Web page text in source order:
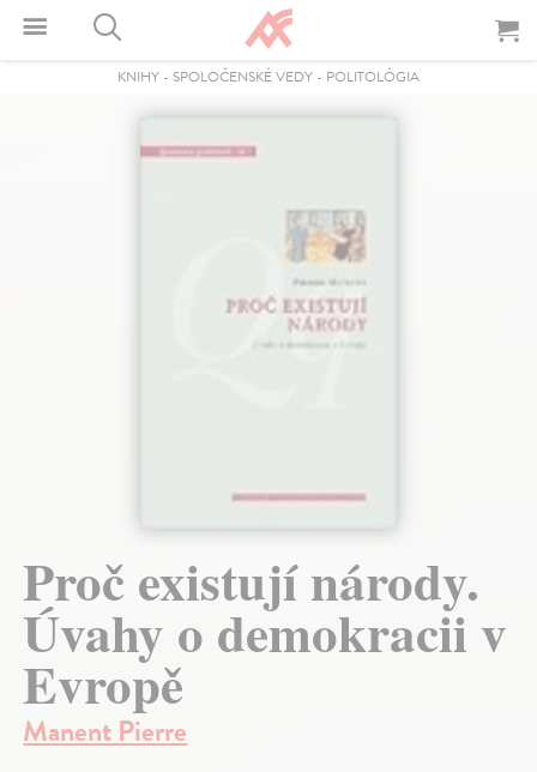
KNIHY - SPOLOČENSKÉ VEDY - POLITOLÓGIA
Proč existují národy.
Úvahy o demokracii v
Evropě
Manent Pierre